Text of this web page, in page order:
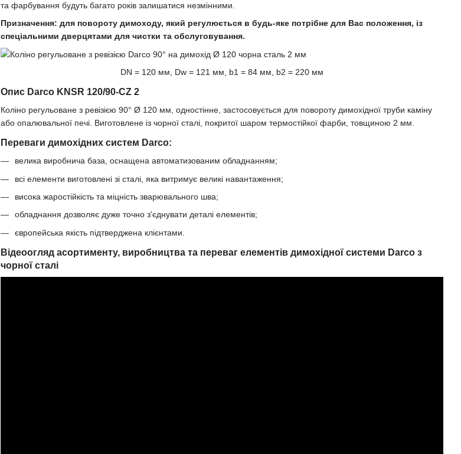
та фарбування будуть багато років залишатися незмінними.
Призначення: для повороту димоходу, який регулюється в будь-яке потрібне для Вас положення, із
спеціальними дверцятами для чистки та обслуговування.
DN = 120 мм, Dw = 121 мм, b1 = 84 мм, b2 = 220 мм
Опис Darco KNSR 120/90-CZ 2
Коліно регульоване з ревізією 90° Ø 120 мм, одностінне, застосовується для повороту димохідної труби каміну
або опалювальної печі. Виготовлене із чорної сталі, покритої шаром термостійкої фарби, товщиною 2 мм.
Переваги димохідних систем Darco:
велика виробнича база, оснащена автоматизованим обладнанням;
всі елементи виготовлені зі сталі, яка витримує великі навантаження;
висока жаростійкість та міцність зварювального шва;
обладнання дозволяє дуже точно з'єднувати деталі елементів;
європейська якість підтверджена клієнтами.
Відеоогляд асортименту, виробництва та переваг елементів димохідної системи Darco з
чорної сталі